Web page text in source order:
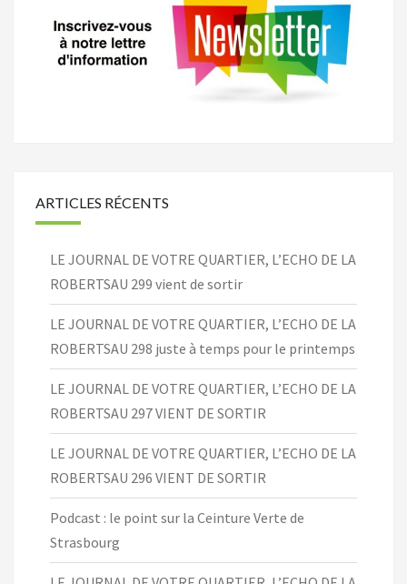
ARTICLES RÉCENTS
LE JOURNAL DE VOTRE QUARTIER, L’ECHO DE LA
ROBERTSAU 299 vient de sortir
LE JOURNAL DE VOTRE QUARTIER, L’ECHO DE LA
ROBERTSAU 298 juste à temps pour le printemps
LE JOURNAL DE VOTRE QUARTIER, L’ECHO DE LA
ROBERTSAU 297 VIENT DE SORTIR
LE JOURNAL DE VOTRE QUARTIER, L’ECHO DE LA
ROBERTSAU 296 VIENT DE SORTIR
Podcast : le point sur la Ceinture Verte de
Strasbourg